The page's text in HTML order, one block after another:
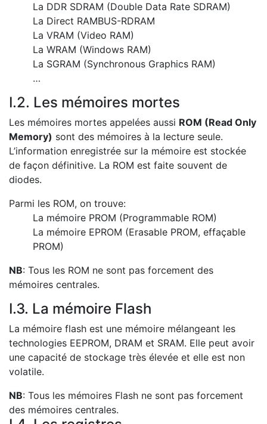
La DDR SDRAM (Double Data Rate SDRAM)
La Direct RAMBUS-RDRAM
La VRAM (Video RAM)
La WRAM (Windows RAM)
La SGRAM (Synchronous Graphics RAM)
…
I.2. Les mémoires mortes
Les mémoires mortes appelées aussi ROM (Read Only
Memory) sont des mémoires à la lecture seule.
L’information enregistrée sur la mémoire est stockée
de façon définitive. La ROM est faite souvent de
diodes.
Parmi les ROM, on trouve:
La mémoire PROM (Programmable ROM)
La mémoire EPROM (Erasable PROM, effaçable
PROM)
NB: Tous les ROM ne sont pas forcement des
mémoires centrales.
I.3. La mémoire Flash
La mémoire flash est une mémoire mélangeant les
technologies EEPROM, DRAM et SRAM. Elle peut avoir
une capacité de stockage très élevée et elle est non
volatile.
NB: Tous les mémoires Flash ne sont pas forcement
des mémoires centrales.